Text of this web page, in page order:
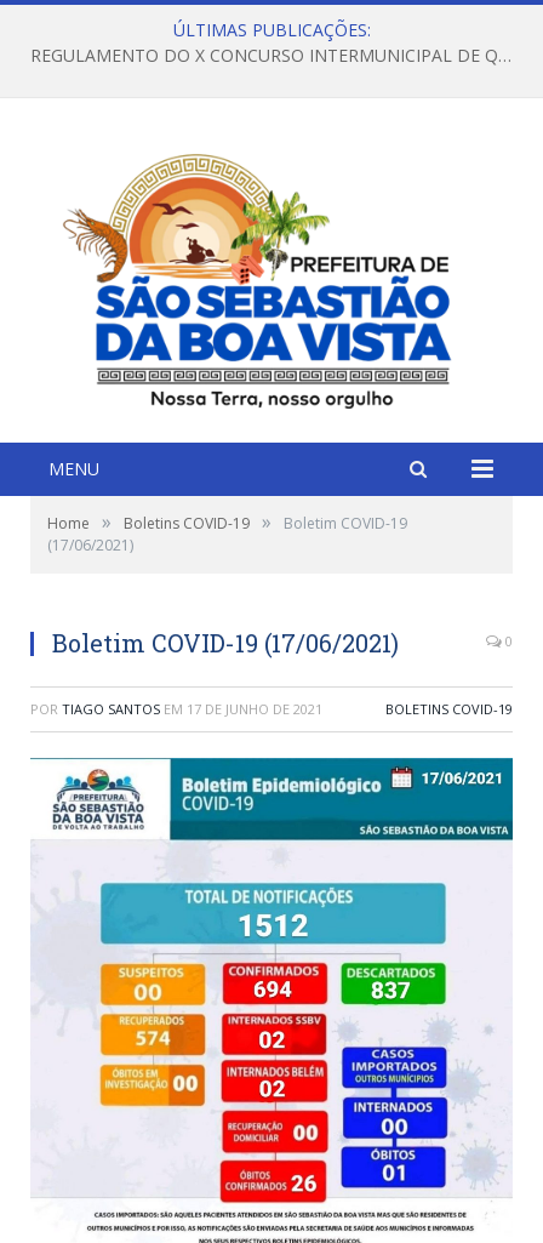
ÚLTIMAS PUBLICAÇÕES:
REGULAMENTO DO X CONCURSO INTERMUNICIPAL DE QUADRILHAS JUNINAS – 2026 – ARRAIÁ DA VENEZA
MENU
Home » Boletins COVID-19 »
Boletim COVID-19
(17/06/2021)
Boletim COVID-19 (17/06/2021) 0
POR TIAGO SANTOS EM 17 DE JUNHO DE 2021 BOLETINS COVID-19